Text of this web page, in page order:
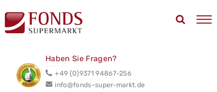
Haben Sie Fragen?
+49 (0)9371 94867-256
info@fonds-super-markt.de